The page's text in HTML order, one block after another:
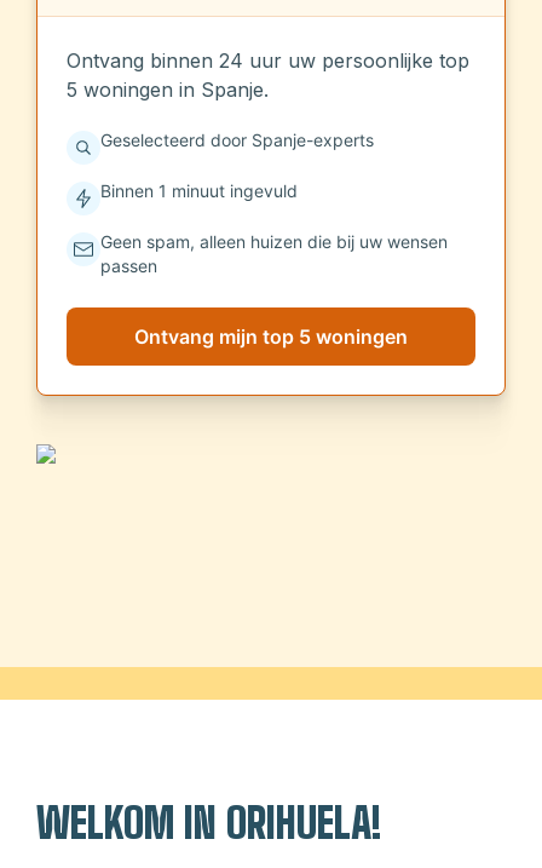
Ontvang binnen 24 uur uw persoonlijke top
5 woningen in Spanje.
Geselecteerd door Spanje-experts
Binnen 1 minuut ingevuld
Geen spam, alleen huizen die bij uw wensen
passen
Ontvang mijn top 5 woningen
WELKOM IN ORIHUELA!